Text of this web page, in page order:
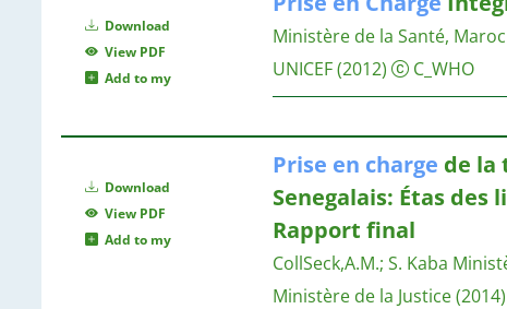
Download
View PDF
Add to my
Ministère de la Santé, Maroc
UNICEF (2012) C_WHO
Download
View PDF
Add to my
Prise en charge de la
Senegalais: Étas
Rapport final
CollSeck,A.M.; S. Kaba
Ministère de la Justice (2014)